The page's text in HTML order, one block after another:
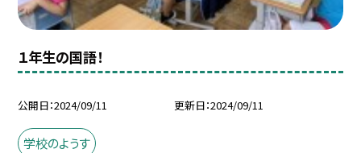
１年生の国語！
公開日 2024/09/11 更新日 2024/09/11
学校のようす